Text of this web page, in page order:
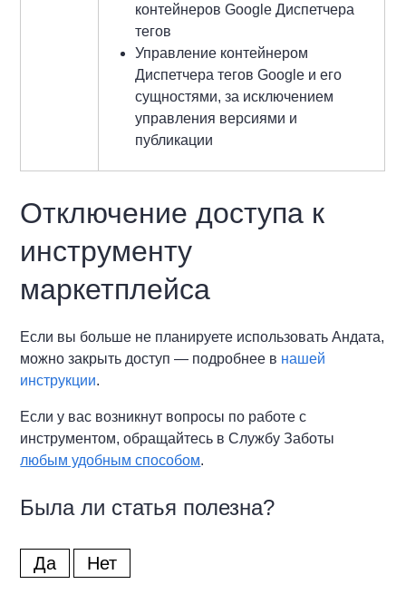
контейнеров Google Диспетчера
тегов
Управление контейнером
Диспетчера тегов Google и его
сущностями, за исключением
управления версиями и
публикации
Отключение доступа к
инструменту
маркетплейса
Если вы больше не планируете использовать Андата,
можно закрыть доступ — подробнее в нашей
инструкции.
Если у вас возникнут вопросы по работе с
инструментом, обращайтесь в Службу Заботы
любым удобным способом.
Была ли статья полезна?
Да Нет